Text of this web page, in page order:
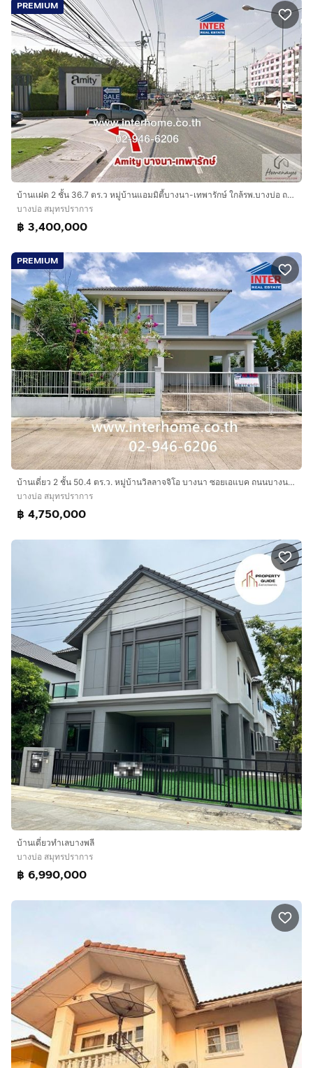
PREMIUM
บ้านเเฝด 2 ชั้น 36.7 ตร.ว หมู่บ้านแอมมิตี้บางนา-เทพารักษ์ ใกล้รพ.บางบ่อ ถนนเทพารักษ์ ถนนบางพลี-บางบ่อ บางบ่อ สมุทรปราการ
บางบ่อ สมุทรปราการ
฿ 3,400,000
PREMIUM
บ้านเดี่ยว 2 ชั้น 50.4 ตร.ว. หมู่บ้านวิลลาจจิโอ บางนา ซอยเอแบค ถนนบางนา-ตราด ถนนรัตนโกสินทร์ 200 ปี บางบ่อ สมุทรปราการ
บางบ่อ สมุทรปราการ
฿ 4,750,000
บ้านเดี่ยวทำเลบางพลี
บางบ่อ สมุทรปราการ
฿ 6,990,000